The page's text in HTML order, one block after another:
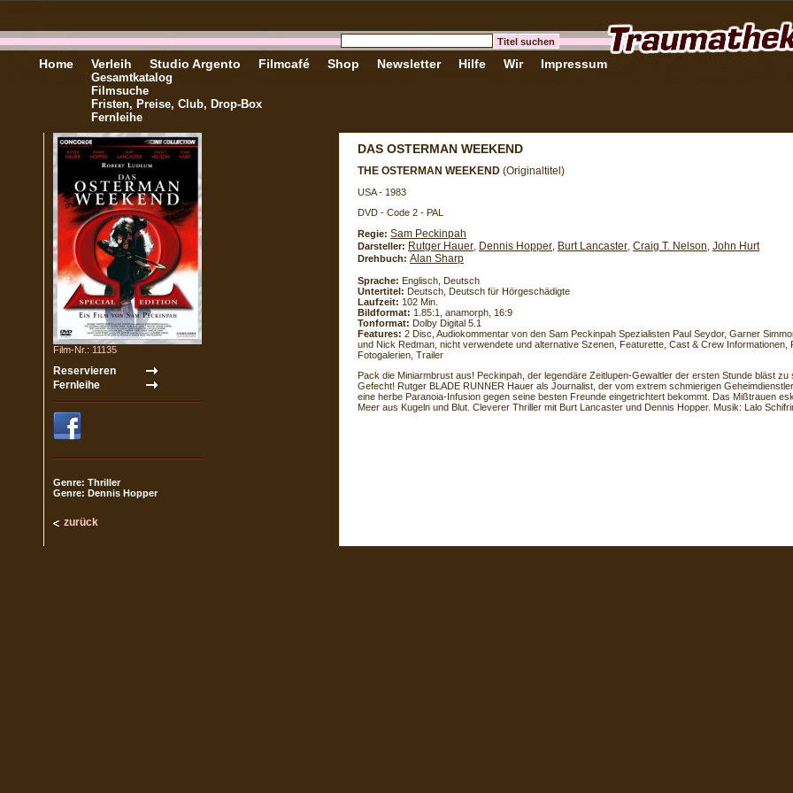
Home Verleih
Gesamtkatalog
Filmsuche
Fristen, Preise, Club, Drop-Box
Fernleihe
Studio Argento Filmcafé Shop Newsletter Hilfe Wir Impressum
Film-Nr.: 11135
Genre: Thriller
Genre: Dennis Hopper
zurück
DAS OSTERMAN WEEKEND
THE OSTERMAN WEEKEND (Originaltitel)
USA - 1983
DVD - Code 2 - PAL
Regie: Sam Peckinpah
Darsteller: Rutger Hauer Dennis Hopper Burt Lancaster Craig T. Nelson John Hurt
Drehbuch: Alan Sharp
Sprache: Englisch, Deutsch
Untertitel: Deutsch, Deutsch für Hörgeschädigte
Laufzeit: 102 Min.
Bildformat: 1.85:1, anamorph, 16:9
Tonformat: Dolby Digital 5.1
Features: 2 Disc, Audiokommentar von den Sam Peckinpah Spezialisten Paul Seydor, Garner
und Nick Redman, nicht verwendete und alternative Szenen, Featurette, Cast & Crew Informationen,
Fotogalerien, Trailer
Pack die Miniarmbrust aus! Peckinpah, der legendäre Zeitlupen-Gewaltler der ersten Stunde bläst zu
Gefecht! Rutger BLADE RUNNER Hauer als Journalist, der vom extrem schmierigen
eine herbe Paranoia-Infusion gegen seine besten Freunde eingetrichtert bekommt. Das Mißtrauen
Meer aus Kugeln und Blut. Cleverer Thriller mit Burt Lancaster und Dennis Hopper. Musik: Lalo